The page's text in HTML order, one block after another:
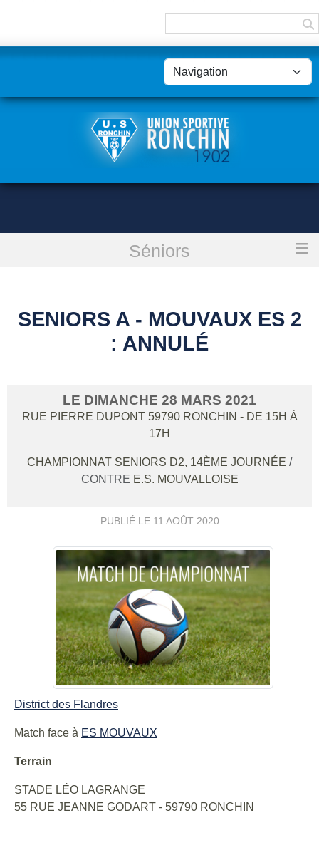
Séniors
Seniors A - Mouvaux Es 2 : annulé
SENIORS A - MOUVAUX ES 2
: ANNULÉ
LE DIMANCHE 28 MARS 2021
RUE PIERRE DUPONT 59790 RONCHIN - DE 15H À
17H
CHAMPIONNAT SENIORS D2, 14ÈME JOURNÉE /
CONTRE E.S. MOUVALLOISE
PUBLIÉ LE 11 AOÛT 2020
District des Flandres
Match face à ES MOUVAUX
Terrain
STADE LÉO LAGRANGE
55 RUE JEANNE GODART - 59790 RONCHIN